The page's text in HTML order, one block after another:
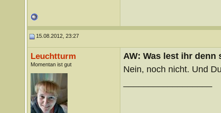
15.08.2012, 23:27
Leuchtturm
Momentan ist gut
AW: Was lest ihr denn
Nein, noch nicht. Und